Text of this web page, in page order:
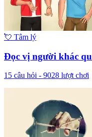
💘 Tâm lý
Đọc vị người khác
15 câu hỏi - 9028 lượt chơi